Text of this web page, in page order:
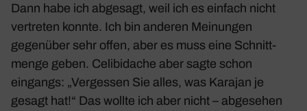
Dann habe ich abge­sagt, weil ich es einfach nicht
vertreten konnte. Ich bin anderen Meinungen
gegen­über sehr offen, aber es muss eine Schnitt­
menge geben. Celi­bi­dache aber sagte schon
eingangs: „Vergessen Sie alles, was Karajan je
gesagt hat!“ Das wollte ich aber nicht – abge­sehen